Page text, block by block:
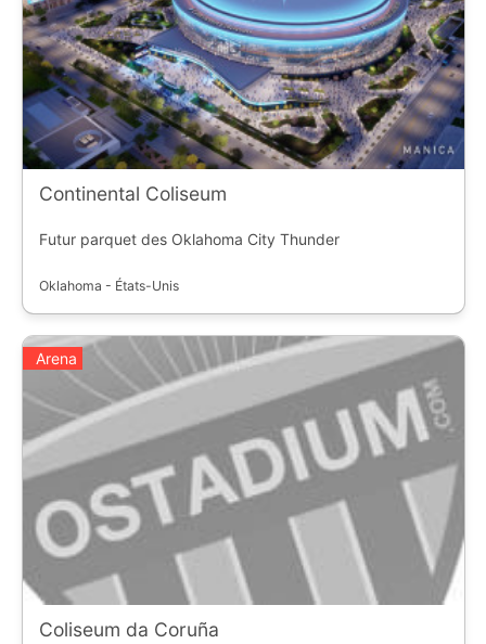
Continental Coliseum
Futur parquet des Oklahoma City Thunder
Oklahoma - États-Unis
Arena
Coliseum da Coruña